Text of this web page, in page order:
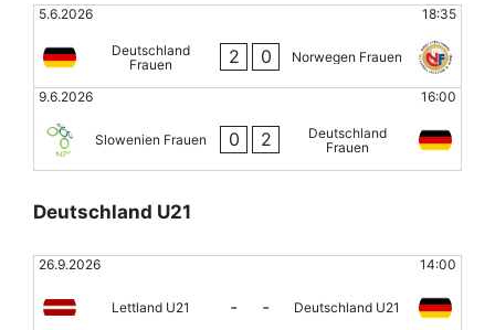
5.6.2026 18:35
Deutschland
Frauen
2 0 Norwegen Frauen
9.6.2026 16:00
Slowenien Frauen 0 2
Deutschland
Frauen
Deutschland U21
26.9.2026 14:00
Lettland U21 - - Deutschland U21